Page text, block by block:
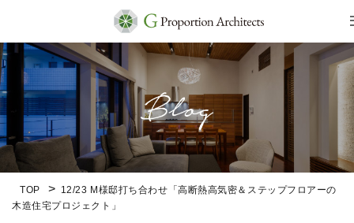
TOP
12/23 M様邸打ち合わせ「高断熱高気密＆ステップフロアーの
木造住宅プロジェクト」